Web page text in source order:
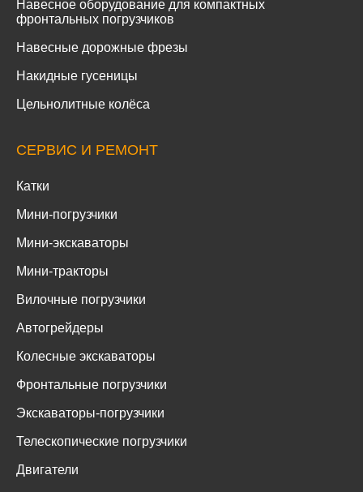
Навесное оборудование для компактных
фронтальных погрузчиков
Навесные дорожные фрезы
Накидные гусеницы
Цельнолитные колёса
СЕРВИС И РЕМОНТ
Катки
Мини-погрузчики
Мини-экскаваторы
Мини-тракторы
Вилочные погрузчики
Автогрейдеры
Колесные экскаваторы
Фронтальные погрузчики
Экскаваторы-погрузчики
Телескопические погрузчики
Двигатели